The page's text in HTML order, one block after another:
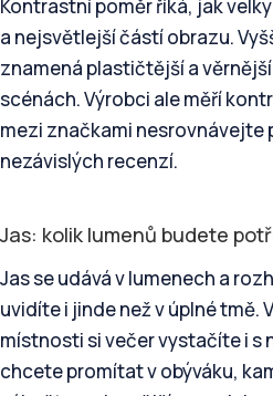
Kontrastní poměr říká, jak
a nejsvětlejší částí obrazu.
znamená plastičtější a
scénách. Výrobci ale měří
mezi značkami nesrovnávejte
nezávislých recenzí.
Jas: kolik lumenů budete
Jas se udává v lumenech a
uvidíte i jinde než v úplné tmě.
místnosti si večer vystačíte i s
chcete promítat v obýváku,